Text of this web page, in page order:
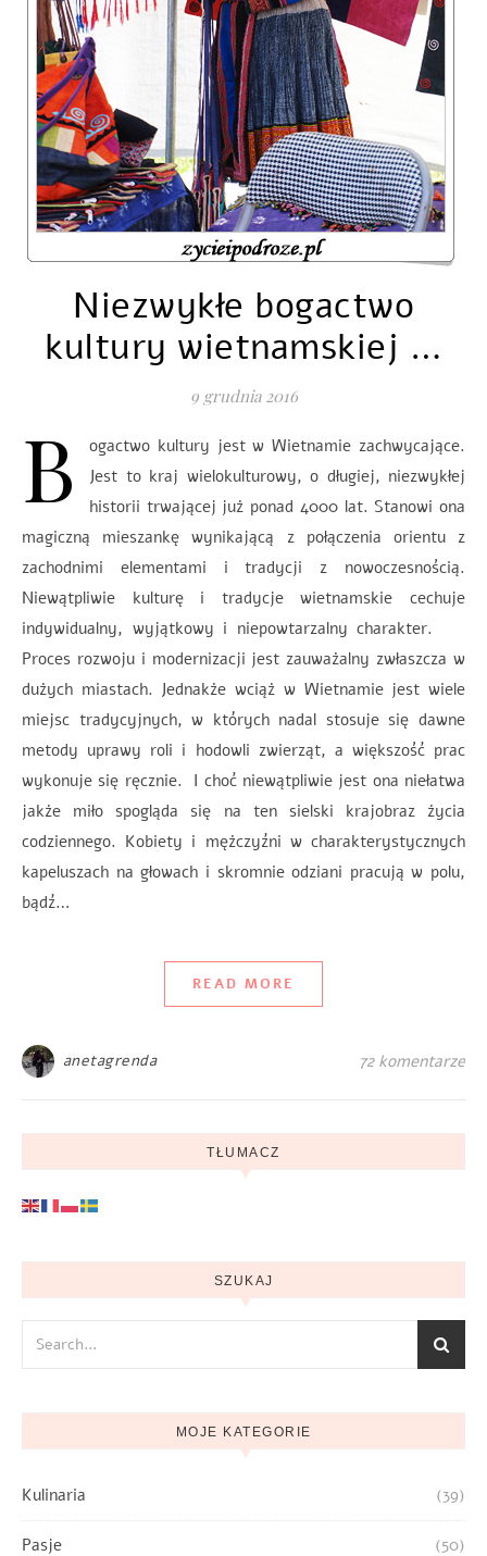
Niezwykłe bogactwo
kultury wietnamskiej …
9 grudnia 2016
B
ogactwo kultury jest w Wietnamie zachwycające.
Jest to kraj wielokulturowy, o długiej, niezwykłej
historii trwającej już ponad 4000 lat. Stanowi ona
magiczną mieszankę wynikającą z połączenia orientu z
zachodnimi elementami i tradycji z nowoczesnością.
Niewątpliwie kulturę i tradycje wietnamskie cechuje
indywidualny, wyjątkowy i niepowtarzalny charakter.
Proces rozwoju i modernizacji jest zauważalny zwłaszcza w
dużych miastach. Jednakże wciąż w Wietnamie jest wiele
miejsc tradycyjnych, w których nadal stosuje się dawne
metody uprawy roli i hodowli zwierząt, a większość prac
wykonuje się ręcznie. I choć niewątpliwie jest ona niełatwa
jakże miło spogląda się na ten sielski krajobraz życia
codziennego. Kobiety i mężczyźni w charakterystycznych
kapeluszach na głowach i skromnie odziani pracują w polu,
bądź…
READ MORE
anetagrenda 72 komentarze
TŁUMACZ
SZUKAJ
MOJE KATEGORIE
Kulinaria (39)
Pasje (50)